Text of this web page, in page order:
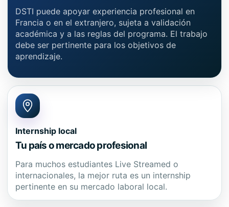
DSTI puede apoyar experiencia profesional en
Francia o en el extranjero, sujeta a validación
académica y a las reglas del programa. El trabajo
debe ser pertinente para los objetivos de
aprendizaje.
Internship local
Tu país o mercado profesional
Para muchos estudiantes Live Streamed o
internacionales, la mejor ruta es un internship
pertinente en su mercado laboral local.